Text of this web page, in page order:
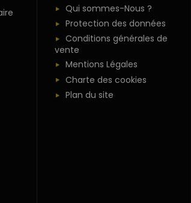
Qui sommes-Nous ?
Protection des données
Conditions générales de
vente
Mentions Légales
Charte des cookies
Plan du site